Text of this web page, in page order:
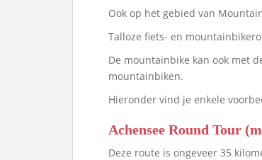
Ook op het gebied van
Talloze fiets- en
De mountainbike kan ook met
mountainbiken.
Hieronder vind je enkele
Achensee Round Tour
Deze route is ongeveer 35